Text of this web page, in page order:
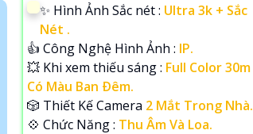
✨ Hình Ảnh Sắc nét : Ultra 3k + Sắc
Nét .
👍 Công Nghệ Hình Ảnh : IP.
💥 Khi xem thiếu sáng : Full Color 30m
Có Màu Ban Ðêm.
🎲 Thiết Kế Camera 2 Mắt Trong Nhà.
️💠 Chức Năng : Thu Âm Và Loa.